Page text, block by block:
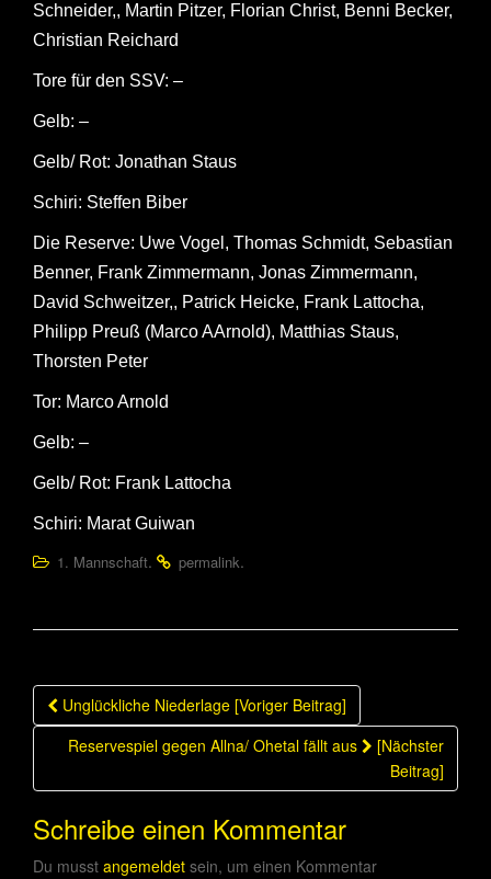
Schneider,, Martin Pitzer, Florian Christ, Benni Becker,
Christian Reichard
Tore für den SSV: –
Gelb: –
Gelb/ Rot: Jonathan Staus
Schiri: Steffen Biber
Die Reserve: Uwe Vogel, Thomas Schmidt, Sebastian
Benner, Frank Zimmermann, Jonas Zimmermann,
David Schweitzer,, Patrick Heicke, Frank Lattocha,
Philipp Preuß (Marco AArnold), Matthias Staus,
Thorsten Peter
Tor: Marco Arnold
Gelb: –
Gelb/ Rot: Frank Lattocha
Schiri: Marat Guiwan
1. Mannschaft. permalink.
Beitragsnavigation
Unglückliche Niederlage [Voriger Beitrag]
Reservespiel gegen Allna/ Ohetal fällt aus
[Nächster
Beitrag]
Schreibe einen Kommentar
Du musst angemeldet sein, um einen Kommentar